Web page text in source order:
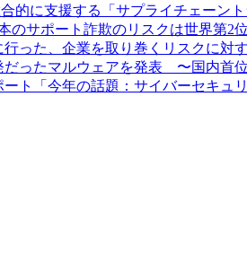
的に支援する「サプライチェーン
サポート詐欺のリスクは世界第2
った、企業を取り巻くリスクに対
ったマルウェアを発表 〜国内首
ト「今年の話題：サイバーセキュ